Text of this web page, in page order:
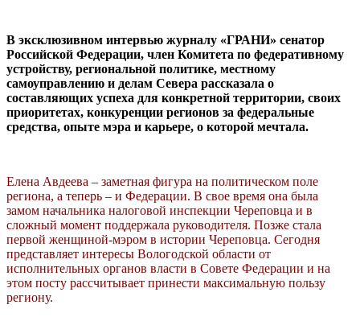
В эксклюзивном интервью журналу «ГРАНИ» сенатор
Российской Федерации, член Комитета по федеративному
устройству, региональной политике, местному
самоуправлению и делам Севера рассказала о
составляющих успеха для конкретной территории, своих
приоритетах, конкуренции регионов за федеральные
средства, опыте мэра и карьере, о которой мечтала.
Елена Авдеева – заметная фигура на политическом поле
региона, а теперь – и Федерации. В свое время она была
замом начальника налоговой инспекции Череповца и в
сложный момент поддержала руководителя. Позже стала
первой женщиной-мэром в истории Череповца. Сегодня
представляет интересы Вологодской области от
исполнительных органов власти в Совете Федерации и на
этом посту рассчитывает принести максимальную пользу
региону.